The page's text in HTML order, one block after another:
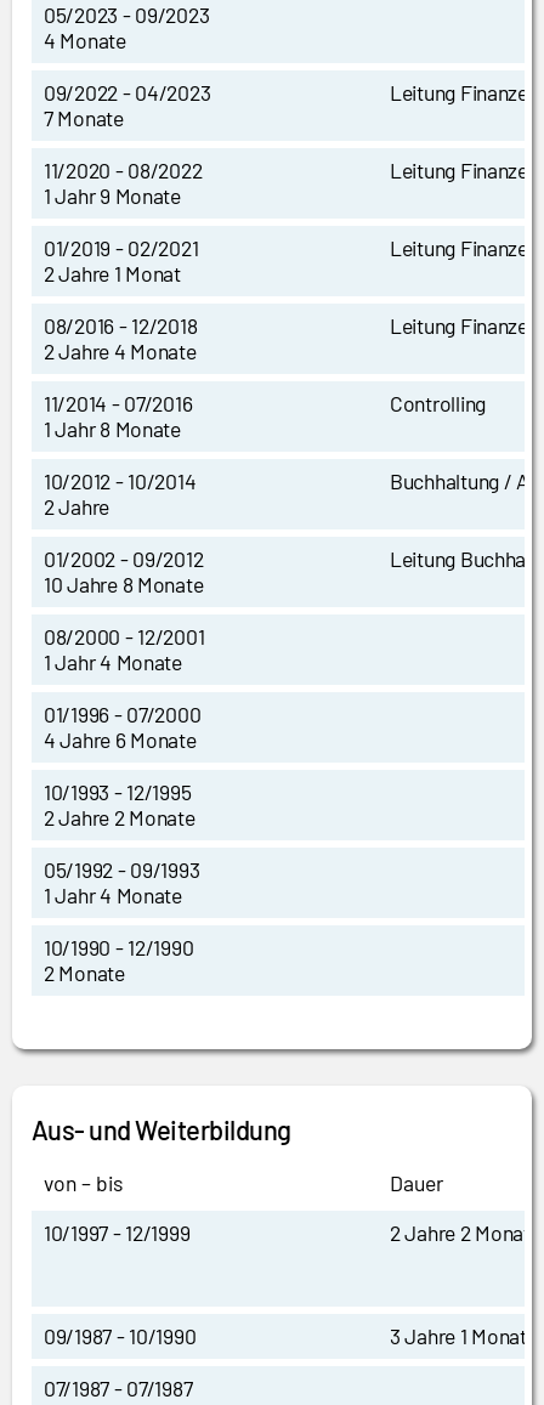
05/2023 - 09/2023
4 Monate
09/2022 - 04/2023
7 Monate
Leitung Finanzen
11/2020 - 08/2022
1 Jahr 9 Monate
Leitung Finanzen
01/2019 - 02/2021
2 Jahre 1 Monat
Leitung Finanzen
08/2016 - 12/2018
2 Jahre 4 Monate
Leitung Finanzen
11/2014 - 07/2016
1 Jahr 8 Monate
Controlling
10/2012 - 10/2014
2 Jahre
Buchhaltung /
01/2002 - 09/2012
10 Jahre 8 Monate
Leitung
08/2000 - 12/2001
1 Jahr 4 Monate
01/1996 - 07/2000
4 Jahre 6 Monate
10/1993 - 12/1995
2 Jahre 2 Monate
05/1992 - 09/1993
1 Jahr 4 Monate
10/1990 - 12/1990
2 Monate
Aus- und Weiterbildung
von – bis
Dauer
10/1997 - 12/1999
2 Jahre 2 Monate
09/1987 - 10/1990
3 Jahre 1 Monat
07/1987 - 07/1987